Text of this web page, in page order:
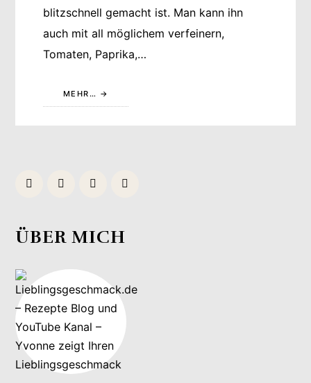
blitzschnell gemacht ist. Man kann ihn
auch mit all möglichem verfeinern,
Tomaten, Paprika,…
MEHR…
ÜBER MICH